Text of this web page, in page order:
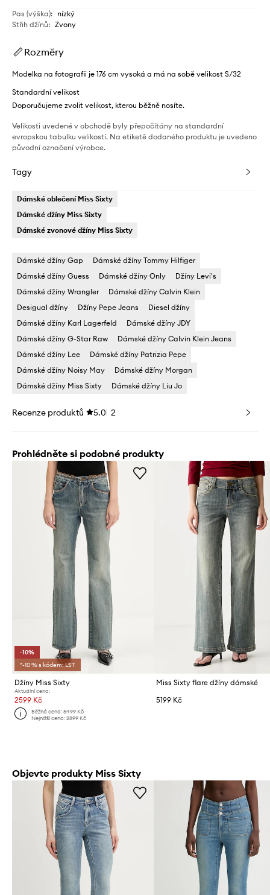
Pas (výška): nízký
Střih džínů: Zvony
Rozměry
Modelka na fotografii je 176 cm vysoká a má na sobě velikost S/32
Standardní velikost
Doporučujeme zvolit velikost, kterou běžně nosíte.
Velikosti uvedené v obchodě byly přepočítány na standardní
evropskou tabulku velikostí. Na etiketě dodaného produktu je uvedeno
původní označení výrobce.
Tagy
Dámské oblečení Miss Sixty
Dámské džíny Miss Sixty
Dámské zvonové džíny Miss Sixty
Dámské džíny Gap
Dámské džíny Tommy Hilfiger
Dámské džíny Guess
Dámské džíny Only
Džíny Levi's
Dámské džíny Wrangler
Dámské džíny Calvin Klein
Desigual džíny
Džíny Pepe Jeans
Diesel džíny
Dámské džíny Karl Lagerfeld
Dámské džíny JDY
Dámské džíny G-Star Raw
Dámské džíny Calvin Klein Jeans
Dámské džíny Lee
Dámské džíny Patrizia Pepe
Dámské džíny Noisy May
Dámské džíny Morgan
Dámské džíny Miss Sixty
Dámské džíny Liu Jo
Recenze produktů 5.0 2
Prohlédněte si podobné produkty
-10%
*-10 % s kódem: LST
Džíny Miss Sixty
Aktuální cena:
2599 Kč
Běžná cena:5499 Kč
Nejnižší cena:2899 Kč
Miss Sixty flare džíny dámské
5199 Kč
Objevte produkty Miss Sixty